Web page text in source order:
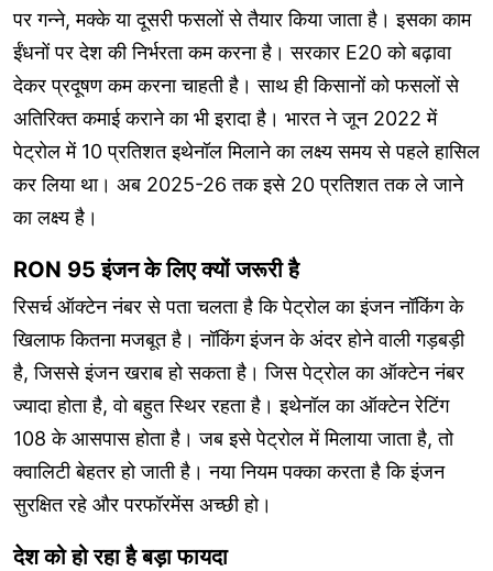
पर गन्ने, मक्के या दूसरी फसलों से तैयार किया जाता है। इसका काम
ईंधनों पर देश की निर्भरता कम करना है। सरकार E20 को बढ़ावा
देकर प्रदूषण कम करना चाहती है। साथ ही किसानों को फसलों से
अतिरिक्त कमाई कराने का भी इरादा है। भारत ने जून 2022 में
पेट्रोल में 10 प्रतिशत इथेनॉल मिलाने का लक्ष्य समय से पहले हासिल
कर लिया था। अब 2025-26 तक इसे 20 प्रतिशत तक ले जाने
का लक्ष्य है।
RON 95 इंजन के लिए क्यों जरूरी है
रिसर्च ऑक्टेन नंबर से पता चलता है कि पेट्रोल का इंजन नॉकिंग के
खिलाफ कितना मजबूत है। नॉकिंग इंजन के अंदर होने वाली गड़बड़ी
है, जिससे इंजन खराब हो सकता है। जिस पेट्रोल का ऑक्टेन नंबर
ज्यादा होता है, वो बहुत स्थिर रहता है। इथेनॉल का ऑक्टेन रेटिंग
108 के आसपास होता है। जब इसे पेट्रोल में मिलाया जाता है, तो
क्वालिटी बेहतर हो जाती है। नया नियम पक्का करता है कि इंजन
सुरक्षित रहे और परफॉरमेंस अच्छी हो।
देश को हो रहा है बड़ा फायदा